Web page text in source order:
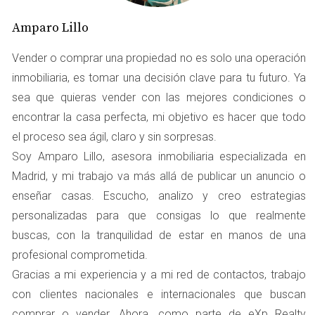
influye en la aprobación de préstamos hipotecarios, ya que
los bancos necesitan una evaluación precisa del valor de la
DEFINICIÓN DE VALORACIÓN
La valoración, por otro lado, es un término más amplio que
incluye la estimación del valor de un inmueble desde una
perspectiva más subjetiva. La valoración no solo considera
los aspectos físicos de la propiedad, sino también factores
económicos, sociales y psicológicos que pueden influir en
su valor en el mercado. Este proceso puede incluir análisis
de tendencia, como la oferta y la demanda en el área, y la
percepción de los compradores sobre el mercado
inmobiliario en general.
Aspectos a considerar en la valoración
En la valoración, se deben considerar elementos como:
El estado del mercado inmobiliario.
Amparo Lillo
Vender o comprar una propiedad no es solo una operación
inmobiliaria, es tomar una decisión clave para tu futuro. Ya
sea que quieras vender con las mejores condiciones o
encontrar la casa perfecta, mi objetivo es hacer que todo
el proceso sea ágil, claro y sin sorpresas.
Soy Amparo Lillo, asesora inmobiliaria especializada en
Madrid, y mi trabajo va más allá de publicar un anuncio o
enseñar casas. Escucho, analizo y creo estrategias
personalizadas para que consigas lo que realmente
buscas, con la tranquilidad de estar en manos de una
profesional comprometida.
Gracias a mi experiencia y a mi red de contactos, trabajo
con clientes nacionales e internacionales que buscan